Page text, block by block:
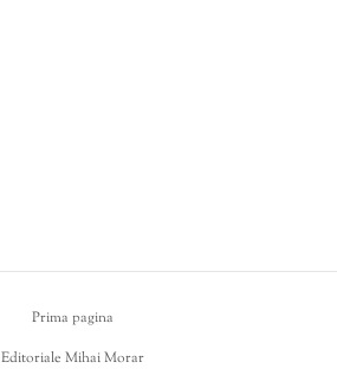
Prima pagina
Editoriale Mihai Morar